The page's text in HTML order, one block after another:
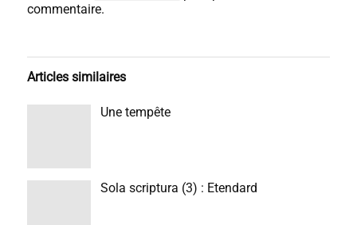
commentaire.
Articles similaires
Une tempête
Sola scriptura (3) : Etendard